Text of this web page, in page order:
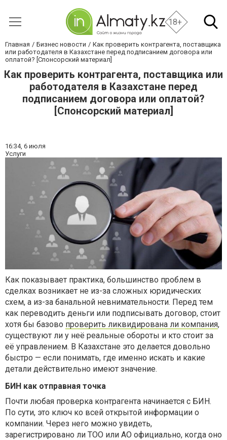
18+
Главная Бизнес новости
Как проверить контрагента, поставщика
или работодателя в Казахстане перед подписанием договора или
оплатой? [Спонсорский материал]
Как проверить контрагента, поставщика или
работодателя в Казахстане перед
подписанием договора или оплатой?
[Спонсорский материал]
16:34, 6 июля
Услуги
Как показывает практика, большинство проблем в
сделках возникает не из-за сложных юридических
схем, а из-за банальной невнимательности. Перед тем
как переводить деньги или подписывать договор, стоит
хотя бы базово проверить ликвидирована ли компания,
существуют ли у неё реальные обороты и кто стоит за
её управлением. В Казахстане это делается довольно
быстро — если понимать, где именно искать и какие
детали действительно имеют значение.
БИН как отправная точка
Почти любая проверка контрагента начинается с БИН.
По сути, это ключ ко всей открытой информации о
компании. Через него можно увидеть,
зарегистрировано ли ТОО или АО официально, когда оно